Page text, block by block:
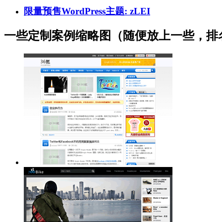
限量预售WordPress主题: zLEI
一些定制案例缩略图（随便放上一些，排